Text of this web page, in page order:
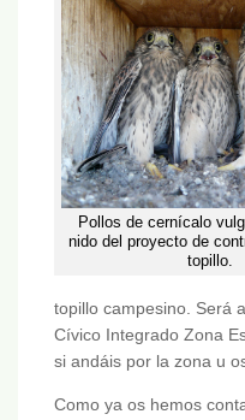
Pollos de cernícalo
nido del proyecto de
topillo.
topillo campesino. Será
Cívico Integrado Zona
si andáis por la zona u
Como ya os hemos